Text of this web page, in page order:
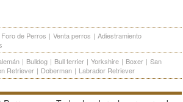
Foro de Perros | Venta perros | Adiestramiento
| Bulldog | Bull terrier | Yorkshire | Boxer | San
Retriever | Doberman | Labrador Retriever